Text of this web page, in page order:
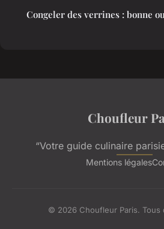
Congeler des verrines : bonne
Choufleur
“Votre guide culinaire
Mentions légales
© 2026 Choufleur Paris. Tous